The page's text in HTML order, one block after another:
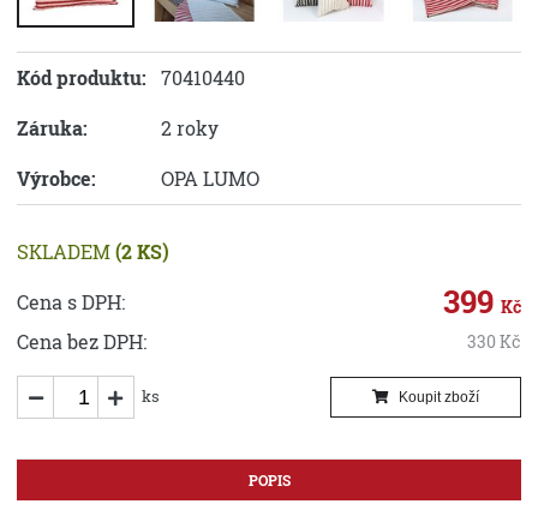
Kód produktu: 70410440
Záruka:
2 roky
Výrobce:
OPA LUMO
SKLADEM(2 KS)
Cena s DPH:
399 Kč
Cena bez DPH: 330 Kč
ks Koupit zboží
POPIS